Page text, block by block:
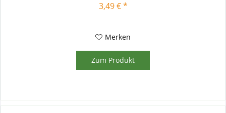
3,49 € *
Merken
Zum Produkt